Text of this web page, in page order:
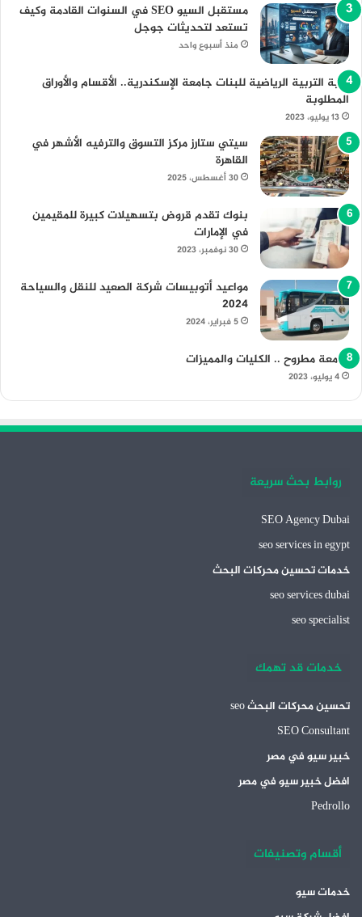
مستقبل السيو SEO في السنوات القادمة وكيف
تستعد لتحديثات جوجل
منذ أسبوع واحد
كلية التربية الرياضية للبنات جامعة الإسكندرية.. الأقسام والأوراق
المطلوبة
13 يوليو، 2023
سيتي ستارز مركز التسوق والترفيه الأشهر في
القاهرة
30 أغسطس، 2025
بنوك تقدم قروض بتسهيلات كبيرة للمقيمين
في الإمارات
30 نوفمبر، 2023
مواعيد أتوبيسات شركة الصعيد للنقل والسياحة
2024
5 فبراير، 2024
جامعة مطروح .. الكليات والمميزات
4 يوليو، 2023
روابط بحث سريعة
SEO Agency Dubai
seo services in egypt
خدمات تحسين محركات البحث
seo services dubai
seo specialist
خدمات قد تهمك
تحسين محركات البحث seo
SEO Consultant
خبير سيو في مصر
افضل خبير سيو في مصر
Pedrollo
أقسام وتصنيفات
خدمات سيو